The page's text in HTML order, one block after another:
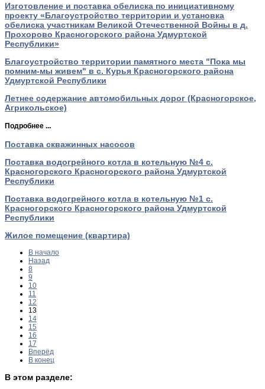
Изготовление и поставка обелиска по инициативному
проекту «Благоустройство территории и установка
обелиска участникам Великой Отечественной Войны в д.
Прохорово Красногорского района Удмуртской
Республики»
Благоустройство территории памятного места "Пока мы
помним-мы живем" в с. Курья Красногорского района
Удмуртской Республики
Летнее содержание автомобильных дорог (Красногорское,
Агрикольское)
Подробнее ...
Поставка скважинных насосов
Поставка водогрейного котла в котельную №4 с.
Красногорского Красногорского района Удмуртской
Республики
Поставка водогрейного котла в котельную №1 с.
Красногорского Красногорского района Удмуртской
Республики
Жилое помещение (квартира)
В начало
Назад
8
9
10
11
12
13
14
15
16
17
Вперёд
В конец
В этом разделе: